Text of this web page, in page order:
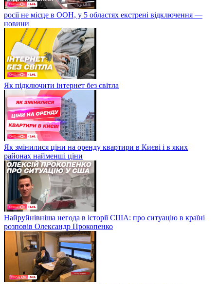
росії не місце в ООН, у 5 областях екстрені відключення —
новини
Як підключити інтернет без світла
Як змінилися ціни на оренду квартири в Києві і в яких
районах найменші ціни
Найруйнівніша негода в історії США: про ситуацію в країні
розповів Олександр Прокопенко